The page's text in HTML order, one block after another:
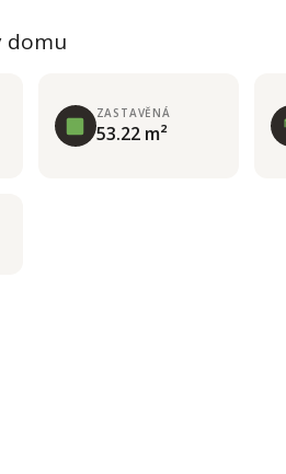
domu
ZASTAVĚNÁ
53.22 m²